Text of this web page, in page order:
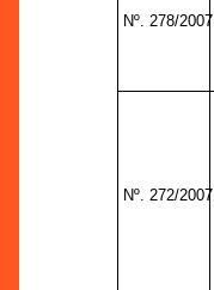
Nº. 278/2007
Nº. 272/2007